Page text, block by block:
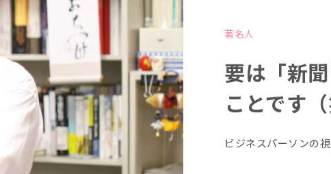
著名人
要は「新
ことです（
ビジネスパーソンの